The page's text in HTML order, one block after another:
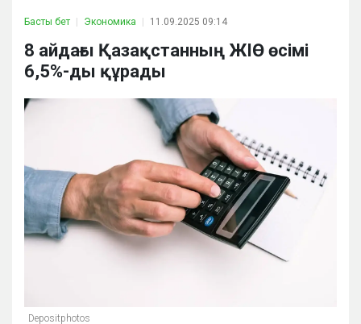
Басты бет Экономика 11.09.2025 09:14
8 айдағы Қазақстанның ЖІӨ өсімі
6,5%-ды құрады
Depositphotos